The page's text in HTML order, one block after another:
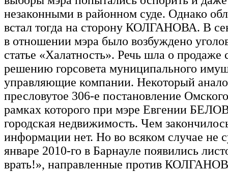
незаконными в районном суде. Однако
встал тогда на сторону КОЛГАНОВА. В
в отношении мэра было возбуждено
статье «Халатность». Речь шла о продаже
решению горсовета муниципального
управляющие компании. Некоторый
пресловутое 306-е постановление
рамках которого при мэре Евгении
городская недвижимость. Чем
информации нет. Но во всяком случае не
январе 2010-го в Барнауле появились
врать!», направленные против